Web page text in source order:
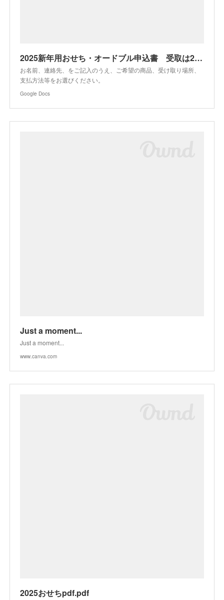
2025新年用おせち・オードブル申込書 受取は2024.12.31大晦日 12/25締切 11月末までのご注文で、新年金箔入り昆布茶プレゼント
お名前、連絡先、をご記入のうえ、ご希望の商品、受け取り場所、
支払方法等をお選びください。
Google Docs
Just a moment...
Just a moment...
www.canva.com
2025おせちpdf.pdf